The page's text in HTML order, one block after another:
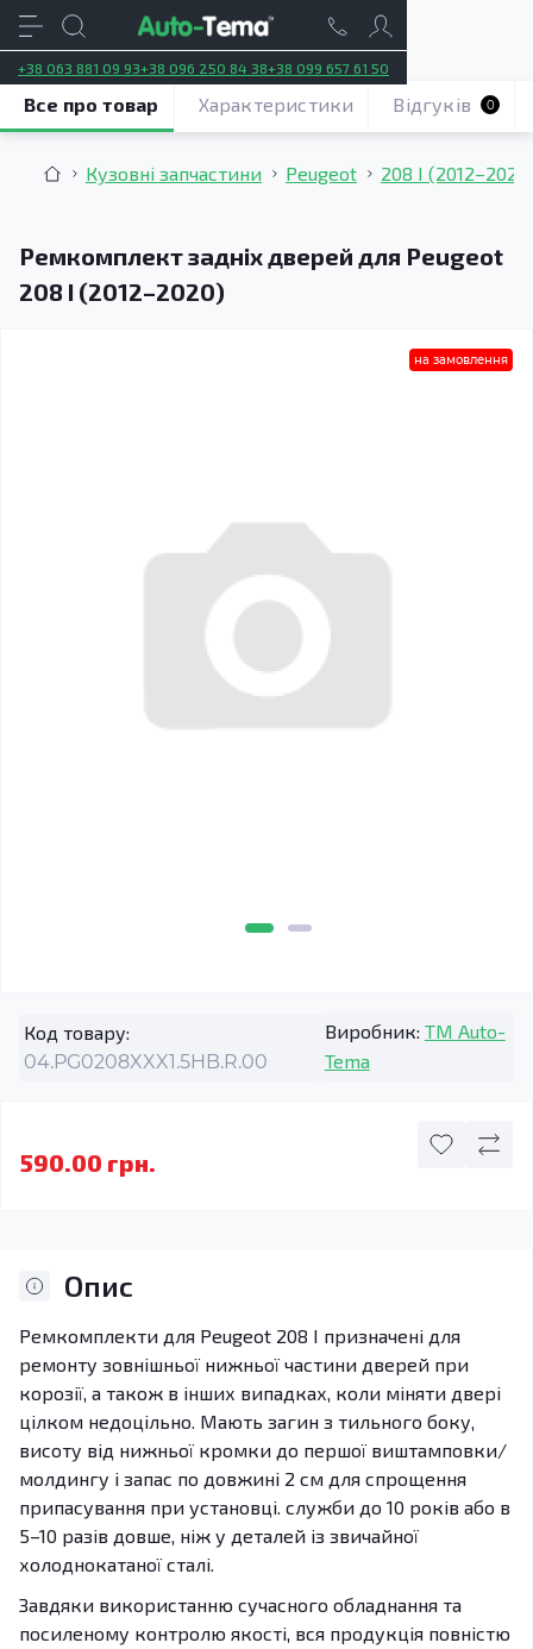
+38 063 881 09 93+38 096 250 84 38+38 099 657 61 50
Кузовні запчастини Peugeot 208 I
Ремкомплект задніх дверей для Peugeot
208 I (2012–2020)
Все про товар Характеристики Відгуків 0
на замовлення
Код товару:
04.PG0208XXX1.5HB.R.00
Виробник: TM Auto-
Tema
590.00 грн.
Опис
Ремкомплекти для Peugeot 208 I призначені для
ремонту зовнішньої нижньої частини дверей при
корозії, а також в інших випадках, коли міняти двері
цілком недоцільно. Мають загин з тильного боку,
висоту від нижньої кромки до першої виштамповки/
молдингу і запас по довжині 2 см для спрощення
припасування при установці. служби до 10 років або в
5–10 разів довше, ніж у деталей із звичайної
холоднокатаної сталі.
Завдяки використанню сучасного обладнання та
посиленому контролю якості, вся продукція повністю